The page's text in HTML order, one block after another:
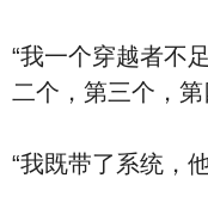
“我一个穿越者不
二个，第三个，第
“我既带了系统，